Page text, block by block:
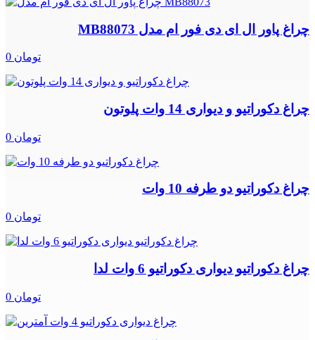
چراغ پاور ال ای دی فور ام مدل MB88073
0 تومان
چراغ دکوراتیو و دیواری 14 وات پلوتون
0 تومان
چراغ دکوراتیو دو طرفه 10 وات
0 تومان
چراغ دکوراتیو دیواری دکوراتیو 6 وات لدا
0 تومان